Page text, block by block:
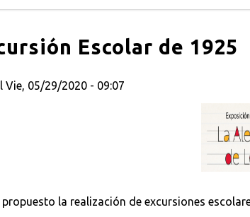
Escolar de 1925
Vie, 05/29/2020 - 09:07
propuesto la realización de excursiones